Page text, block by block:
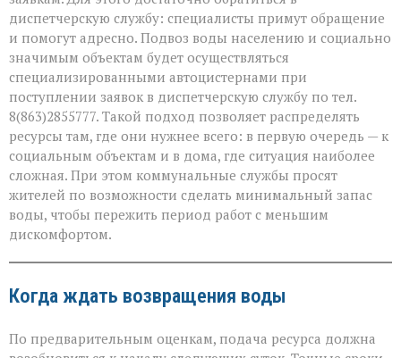
диспетчерскую службу: специалисты примут обращение
и помогут адресно. Подвоз воды населению и социально
значимым объектам будет осуществляться
специализированными автоцистернами при
поступлении заявок в диспетчерскую службу по тел.
8(863)2855777. Такой подход позволяет распределять
ресурсы там, где они нужнее всего: в первую очередь — к
социальным объектам и в дома, где ситуация наиболее
сложная. При этом коммунальные службы просят
жителей по возможности сделать минимальный запас
воды, чтобы пережить период работ с меньшим
дискомфортом.
Когда ждать возвращения воды
По предварительным оценкам, подача ресурса должна